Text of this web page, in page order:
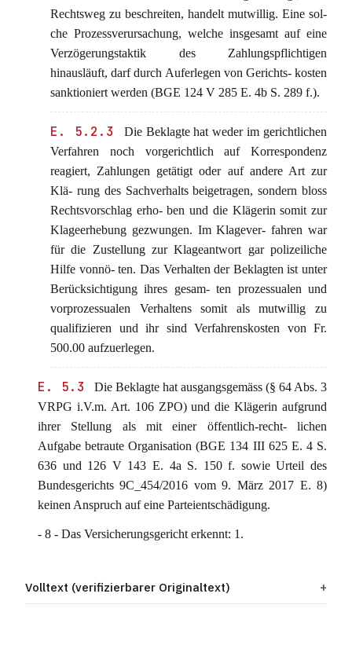
Rechtsweg zu beschreiten, handelt mutwillig. Eine sol-
che Prozessverursachung, welche insgesamt auf eine
Verzögerungstaktik des Zahlungspflichtigen
hinausläuft, darf durch Auferlegen von Gerichts- kosten
sanktioniert werden (BGE 124 V 285 E. 4b S. 289 f.).
E. 5.2.3
Die Beklagte hat weder im gerichtlichen
Verfahren noch vorgerichtlich auf Korrespondenz
reagiert, Zahlungen getätigt oder auf andere Art zur
Klä- rung des Sachverhalts beigetragen, sondern bloss
Rechtsvorschlag erho- ben und die Klägerin somit zur
Klageerhebung gezwungen. Im Klagever- fahren war
für die Zustellung zur Klageantwort gar polizeiliche
Hilfe vonnö- ten. Das Verhalten der Beklagten ist unter
Berücksichtigung ihres gesam- ten prozessualen und
vorprozessualen Verhaltens somit als mutwillig zu
qualifizieren und ihr sind Verfahrenskosten von Fr.
500.00 aufzuerlegen.
E. 5.3
Die Beklagte hat ausgangsgemäss (§ 64 Abs. 3
VRPG i.V.m. Art. 106 ZPO) und die Klägerin aufgrund
ihrer Stellung als mit einer öffentlich-recht- lichen
Aufgabe betraute Organisation (BGE 134 III 625 E. 4 S.
636 und 126 V 143 E. 4a S. 150 f. sowie Urteil des
Bundesgerichts 9C_454/2016 vom 9. März 2017 E. 8)
keinen Anspruch auf eine Parteientschädigung.
- 8 - Das Versicherungsgericht erkennt: 1.
Volltext (verifizierbarer Originaltext)